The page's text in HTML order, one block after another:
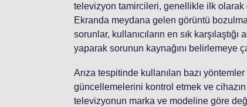
televizyon tamircileri, genellikle ilk olarak
Ekranda meydana gelen görüntü
sorunlar, kullanıcıların en sık
yaparak sorunun kaynağını belirlemeye
Arıza tespitinde kullanılan bazı
güncellemelerini kontrol etmek ve
televizyonun marka ve modeline göre